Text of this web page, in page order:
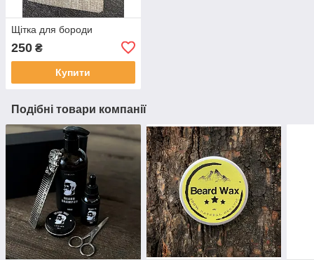
Щітка для бороди
250 ₴
Купити
Подібні товари компанії